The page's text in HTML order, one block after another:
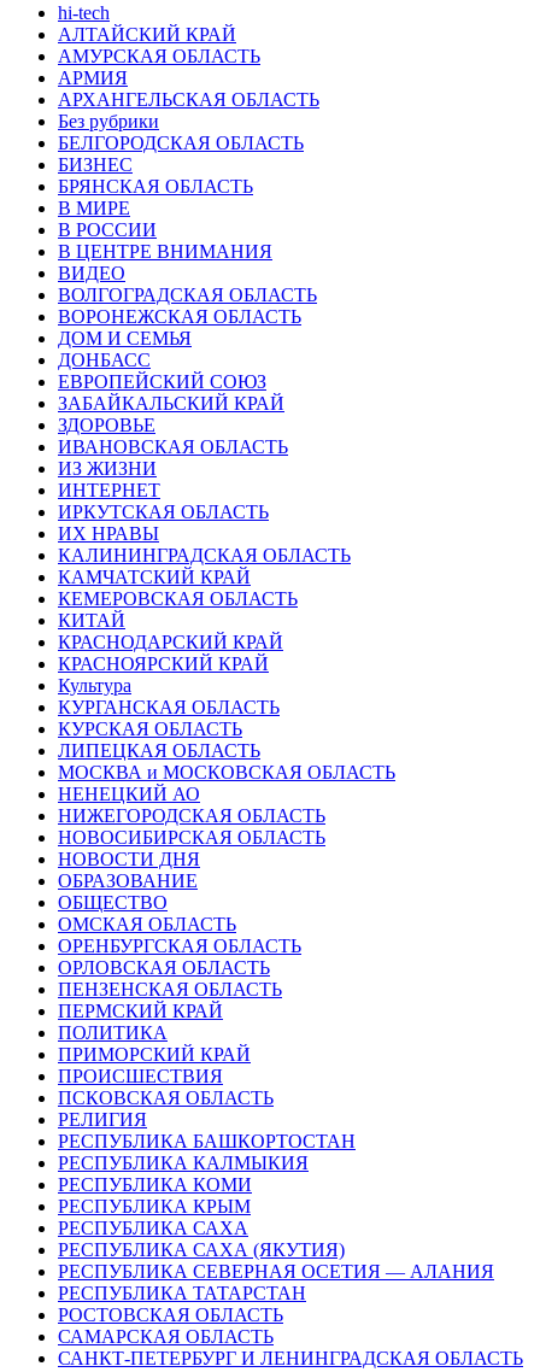
hi-tech
АЛТАЙСКИЙ КРАЙ
АМУРСКАЯ ОБЛАСТЬ
АРМИЯ
АРХАНГЕЛЬСКАЯ ОБЛАСТЬ
Без рубрики
БЕЛГОРОДСКАЯ ОБЛАСТЬ
БИЗНЕС
БРЯНСКАЯ ОБЛАСТЬ
В МИРЕ
В РОССИИ
В ЦЕНТРЕ ВНИМАНИЯ
ВИДЕО
ВОЛГОГРАДСКАЯ ОБЛАСТЬ
ВОРОНЕЖСКАЯ ОБЛАСТЬ
ДОМ И СЕМЬЯ
ДОНБАСС
ЕВРОПЕЙСКИЙ СОЮЗ
ЗАБАЙКАЛЬСКИЙ КРАЙ
ЗДОРОВЬЕ
ИВАНОВСКАЯ ОБЛАСТЬ
ИЗ ЖИЗНИ
ИНТЕРНЕТ
ИРКУТСКАЯ ОБЛАСТЬ
ИХ НРАВЫ
КАЛИНИНГРАДCКАЯ ОБЛАСТЬ
КАМЧАТСКИЙ КРАЙ
КЕМЕРОВСКАЯ ОБЛАСТЬ
КИТАЙ
КРАСНОДАРСКИЙ КРАЙ
КРАСНОЯРСКИЙ КРАЙ
Культура
КУРГАНСКАЯ ОБЛАСТЬ
КУРСКАЯ ОБЛАСТЬ
ЛИПЕЦКАЯ ОБЛАСТЬ
МОСКВА и МОСКОВСКАЯ ОБЛАСТЬ
НЕНЕЦКИЙ АО
НИЖЕГОРОДСКАЯ ОБЛАСТЬ
НОВОСИБИРСКАЯ ОБЛАСТЬ
НОВОСТИ ДНЯ
ОБРАЗОВАНИЕ
ОБЩЕСТВО
ОМСКАЯ ОБЛАСТЬ
ОРЕНБУРГСКАЯ ОБЛАСТЬ
ОРЛОВСКАЯ ОБЛАСТЬ
ПЕНЗЕНСКАЯ ОБЛАСТЬ
ПЕРМСКИЙ КРАЙ
ПОЛИТИКА
ПРИМОРСКИЙ КРАЙ
ПРОИСШЕСТВИЯ
ПСКОВСКАЯ ОБЛАСТЬ
РЕЛИГИЯ
РЕСПУБЛИКА БАШКОРТОСТАН
РЕСПУБЛИКА КАЛМЫКИЯ
РЕСПУБЛИКА КОМИ
РЕСПУБЛИКА КРЫМ
РЕСПУБЛИКА САХА
РЕСПУБЛИКА САХА (ЯКУТИЯ)
РЕСПУБЛИКА СЕВЕРНАЯ ОСЕТИЯ — АЛАНИЯ
РЕСПУБЛИКА ТАТАРСТАН
РОСТОВСКАЯ ОБЛАСТЬ
САМАРСКАЯ ОБЛАСТЬ
САНКТ-ПЕТЕРБУРГ И ЛЕНИНГРАДСКАЯ ОБЛАСТЬ